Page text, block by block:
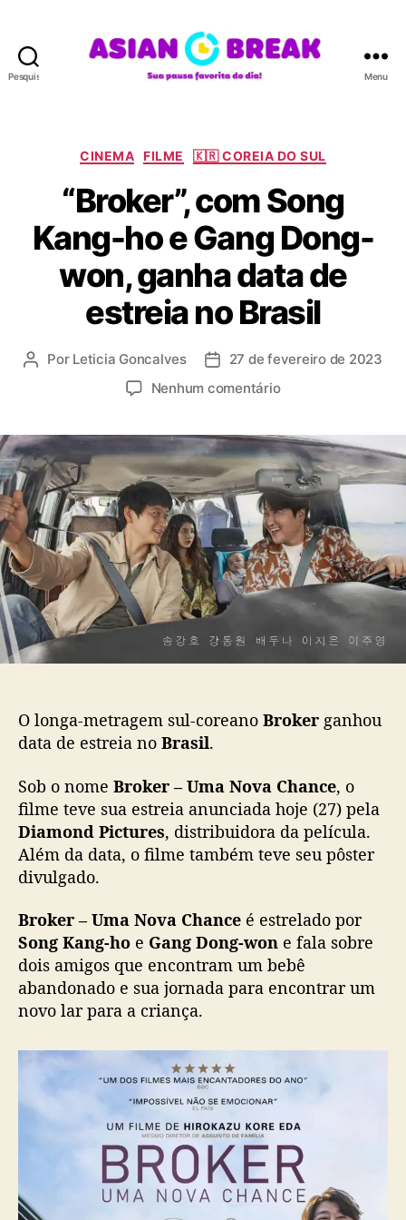
Pesquisar
A
B
R
E
A
K
Menu
C
t
e
g
o
r
a
CINEMA FILME 🇰🇷 COREIA DO SUL
“Broker”, com Song
Kang-ho e Gang Dong-
won, ganha data de
estreia no Brasil
A
r
d
o
p
o
s
t
Por Leticia Goncalves
D
d
e
p
u
b
l
i
c
a
ç
ã
o
27 de fevereiro de 2023
Nenhum comentárioe
B
r
o
k
e
r
”
,
c
m
S
g
n
g
-
a
n
g
D
g
w
n
,
g
a
n
O longa-metragem sul-coreano Broker ganhou
data de estreia no Brasil.
Sob o nome Broker – Uma Nova Chance, o
filme teve sua estreia anunciada hoje (27) pela
Diamond Pictures, distribuidora da película.
Além da data, o filme também teve seu pôster
divulgado.
Broker – Uma Nova Chance é estrelado por
Song Kang-ho e Gang Dong-won e fala sobre
dois amigos que encontram um bebê
abandonado e sua jornada para encontrar um
novo lar para a criança.